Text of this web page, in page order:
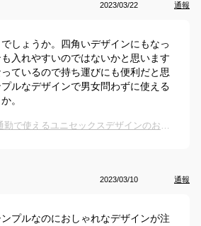
2023/03/22 通報
しょうか。四角いデザインにもなっ
入れやすいのではないかと思います
ているので持ち運びにも便利だと思
ルなデザインで男女問わずに使える
。
男女兼用リュック｜通勤で使えるユニセックスデザインのおしゃれなリュックのおすすめは？
2023/03/10 通報
プルなのにおしゃれなデザインが注